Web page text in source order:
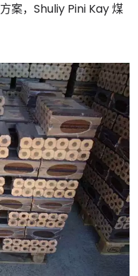
案，Shuliy Pini Kay 煤